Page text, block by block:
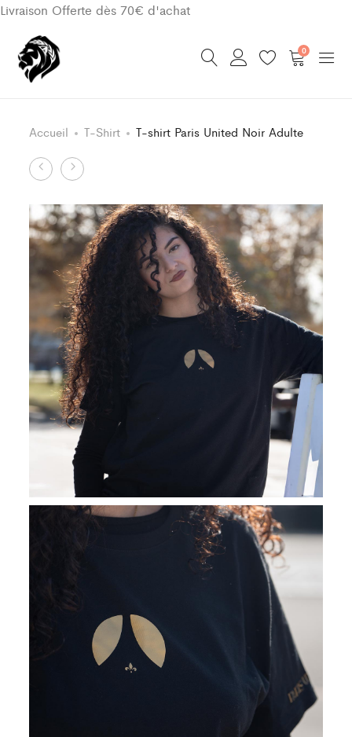
Livraison Offerte dès 70€ d'achat
0
Accueil T-Shirt T-shirt Paris United Noir Adulte
Product
navigation
T-
Paris
United
Blanc
Adulte
Maillot
Noir/Or
Paris
United
Enfant